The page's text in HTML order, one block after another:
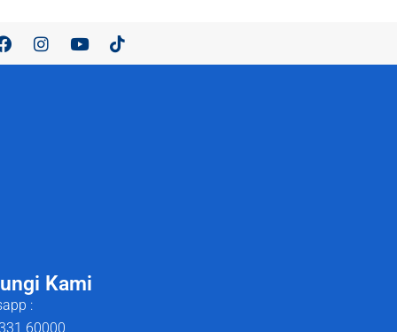
Kami
:
60000